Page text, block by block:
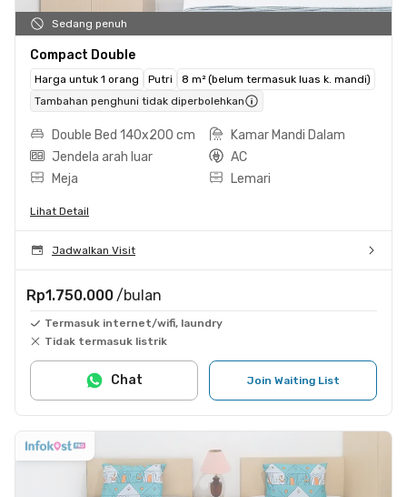
Sedang penuh
Compact Double
Harga untuk 1 orang Putri
8 m² (belum termasuk luas k. mandi)
Tambahan penghuni tidak diperbolehkan
Double Bed 140x200 cm
Kamar Mandi Dalam
Jendela arah luar
AC
Meja
Lemari
Lihat Detail
Jadwalkan Visit
Rp1.750.000 /bulan
Termasuk internet/wifi, laundry
Tidak termasuk listrik
Join Waiting List
Chat